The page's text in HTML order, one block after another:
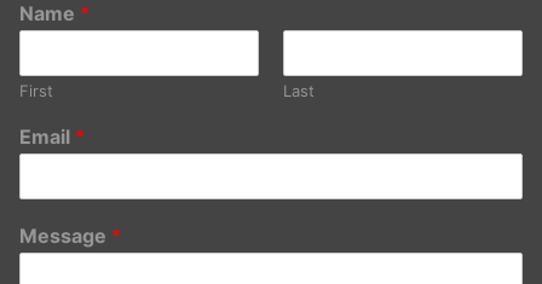
Name *
First Last
Email *
Message *